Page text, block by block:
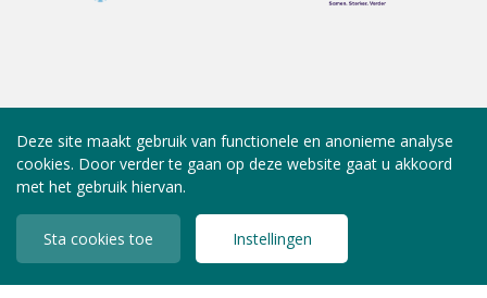
Deze site maakt gebruik van functionele en anonieme analyse
cookies. Door verder te gaan op deze website gaat u akkoord
met het gebruik hiervan.
Sta cookies toe Instellingen